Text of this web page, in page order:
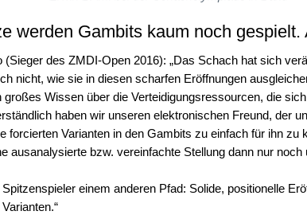
werden Gambits kaum noch gespielt.
des ZMDI-Open 2016): „Das Schach hat sich
nicht, wie sie in diesen scharfen Eröffnungen
großes Wissen über die Verteidigungsressourcen, die
haben wir unseren elektronischen Freund, der
forcierten Varianten in den Gambits zu einfach für ihn zu
ausanalysierte bzw. vereinfachte Stellung dann nur
einem anderen Pfad: Solide, positionelle